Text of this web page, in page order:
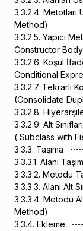
3.3.2.4. Metotları
Method)
3.3.2.5. Yapıcı
Constructor
3.3.2.6. Koşul
Conditional
3.3.2.7. Tekrarlı
(Consolidate
3.3.2.8.
3.3.2.9. Alt
( Subclass with
3.3.3. Taşıma
3.3.3.1. Alanı
3.3.3.2. Metodu
3.3.3.3. Alanı Alt
3.3.3.4. Metodu
Method)
3.3.4. Ekleme